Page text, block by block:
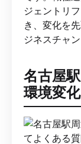
ジェントリ
き、変化を
ジネスチャ
名古屋
環境変